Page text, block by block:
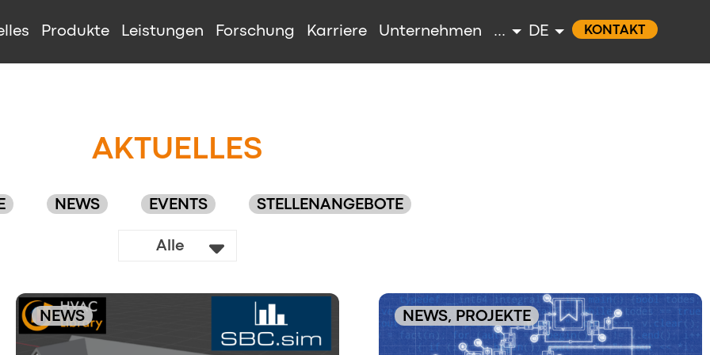
Produkte Leistungen Forschung Karriere Unternehmen ... DE KONTAKT
AKTUELLES
NEWS EVENTS STELLENANGEBOTE
Alle
NEWS NEWS, PROJEKTE